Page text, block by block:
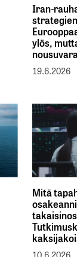
Iran-
ylös,
19.6.2026
Mitä
10.6.2026